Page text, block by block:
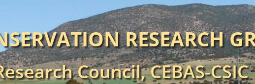
RESEARCH
Council, CEBAS-CSIC